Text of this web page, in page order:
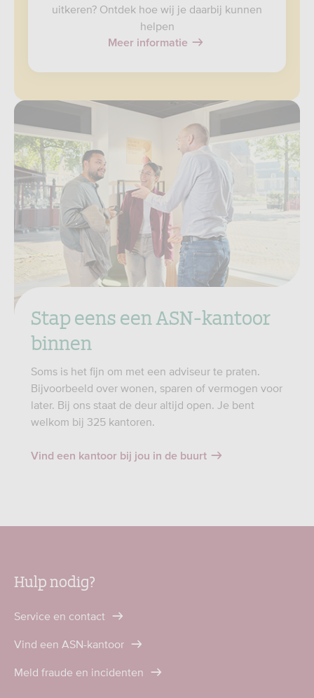
uitkeren? Ontdek hoe wij je daarbij kunnen
helpen
Meer informatie
Stap eens een ASN-kantoor
binnen
Soms is het fijn om met een adviseur te praten.
Bijvoorbeeld over wonen, sparen of vermogen voor
later. Bij ons staat de deur altijd open. Je bent
welkom bij 325 kantoren.
Vind een kantoor bij jou in de buurt
Hulp nodig?
Service en contact
Vind een ASN-kantoor
Meld fraude en incidenten